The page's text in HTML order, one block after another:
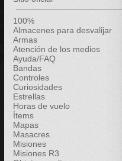
100%
Almacenes para desvalijar
Armas
Atención de los medios
Ayuda/FAQ
Bandas
Controles
Curiosidades
Estrellas
Horas de vuelo
Ítems
Mapas
Masacres
Misiones
Misiones R3